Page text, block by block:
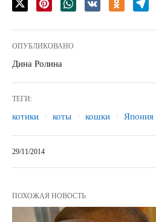
ОПУБЛИКОВАНО
Дина Ролина
ТЕГИ:
котики коты кошки Япония
29/11/2014
ПОХОЖАЯ НОВОСТЬ